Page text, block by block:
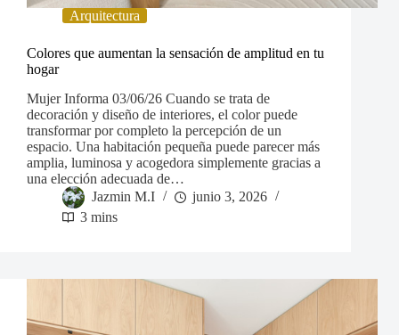
Arquitectura
Colores que aumentan la sensación de amplitud en tu
hogar
Mujer Informa 03/06/26 Cuando se trata de
decoración y diseño de interiores, el color puede
transformar por completo la percepción de un
espacio. Una habitación pequeña puede parecer más
amplia, luminosa y acogedora simplemente gracias a
una elección adecuada de…
Jazmin M.I
junio 3, 2026
3 mins